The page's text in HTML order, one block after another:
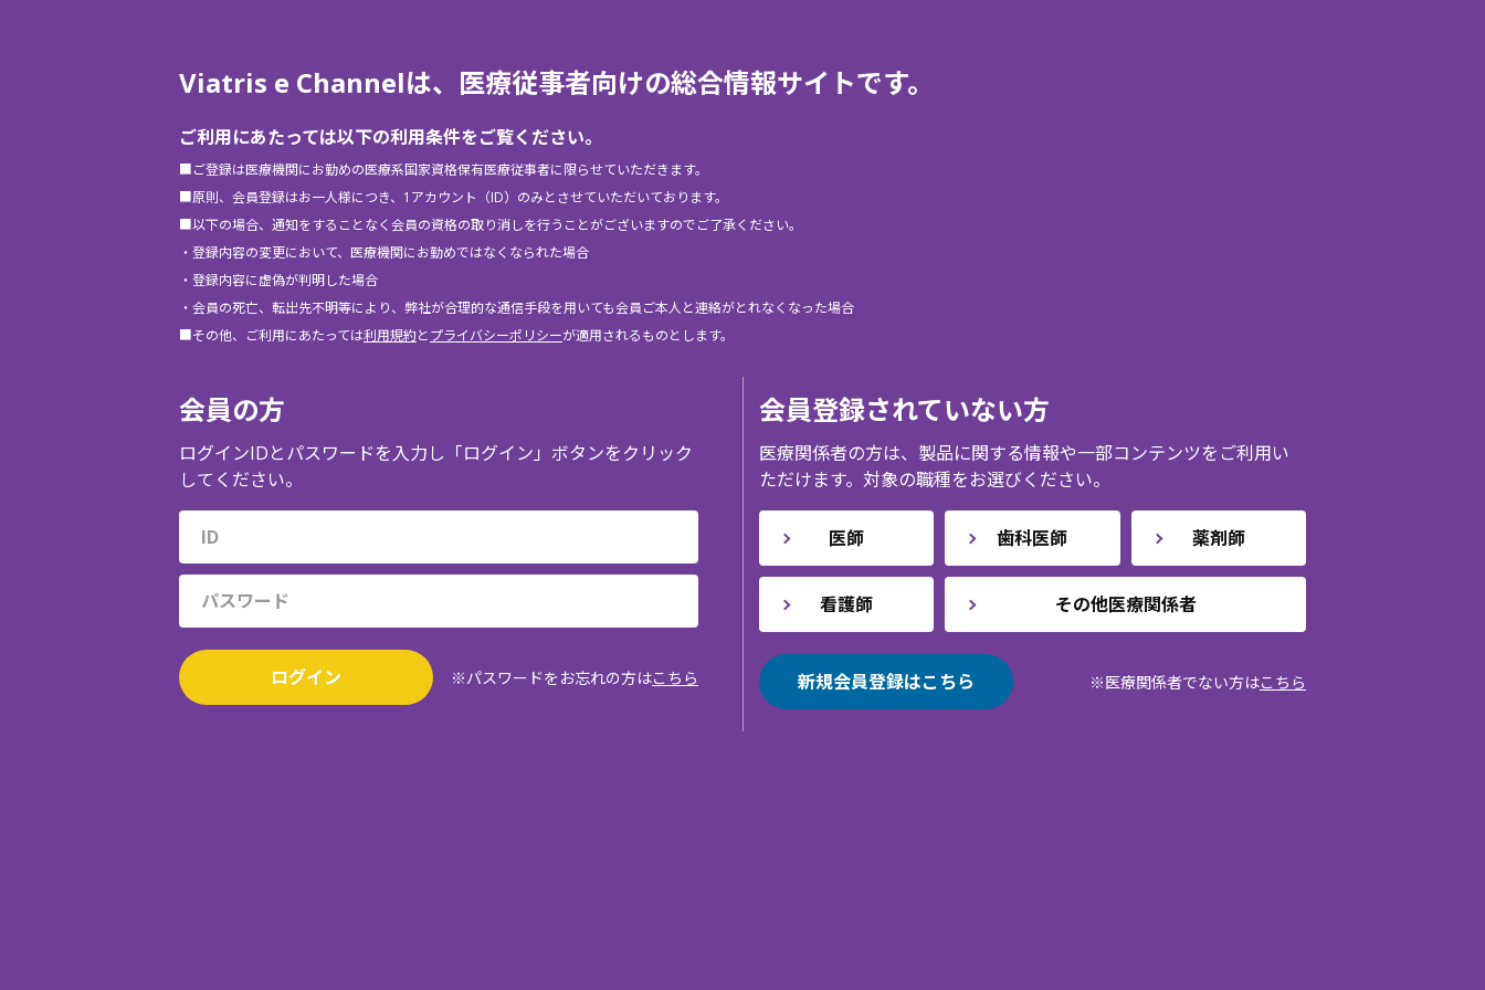
Viatris e Channelは、医療従事者向けの総合情報サイトです。
ご利用にあたっては以下の利用条件をご覧ください。
■ご登録は医療機関にお勤めの医療系国家資格保有医療従事者に限らせていただきます。
■原則、会員登録はお一人様につき、1アカウント（ID）のみとさせていただいております。
■以下の場合、通知をすることなく会員の資格の取り消しを行うことがございますのでご了承ください。
・登録内容の変更において、医療機関にお勤めではなくなられた場合
・登録内容に虚偽が判明した場合
・会員の死亡、転出先不明等により、弊社が合理的な通信手段を用いても会員ご本人と連絡がとれなくなった場合
■その他、ご利用にあたっては利用規約とプライバシーポリシーが適用されるものとします。
会員の方
ログインIDとパスワードを入力し「ログイン」ボタンをクリック
してください。
ログイン ※パスワードをお忘れの方はこちら
会員登録されていない方
医療関係者の方は、製品に関する情報や一部コンテンツをご利用い
ただけます。対象の職種をお選びください。
医師 歯科医師 薬剤師
看護師 その他医療関係者
新規会員登録はこちら ※医療関係者でない方はこちら